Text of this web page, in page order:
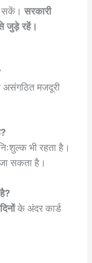
सकें। सरकारी
जुड़े रहें।
असंगठित मजदूरी
भी रहता है।
सकता है।
के अंदर कार्ड